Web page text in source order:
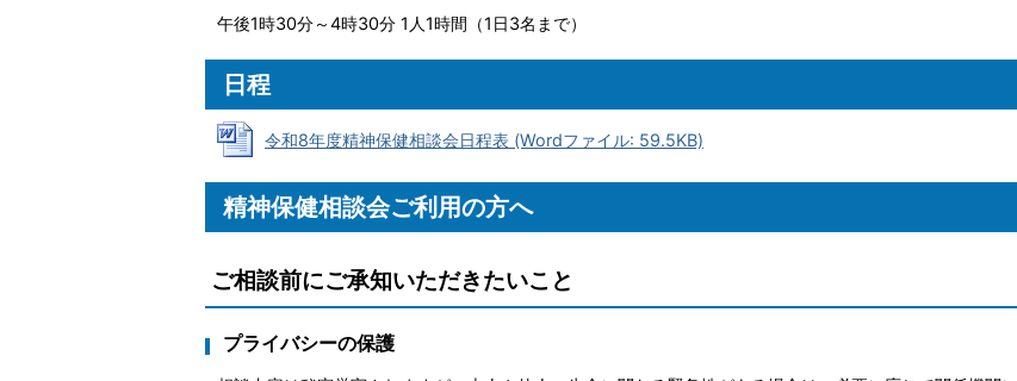
午後1時30分～4時30分 1人1時間（1日3名まで）
日程
令和8年度精神保健相談会日程表 (Wordファイル: 59.5KB)
精神保健相談会ご利用の方へ
ご相談前にご承知いただきたいこと
プライバシーの保護